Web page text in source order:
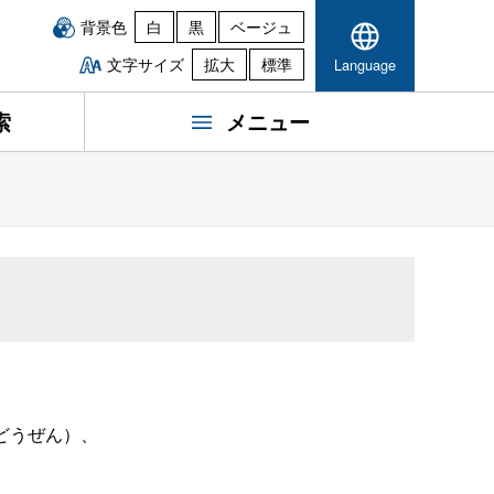
背景色 白 黒
ベージュ
文字サイズ
拡大 標準 Language
メニュー
ぜん）、